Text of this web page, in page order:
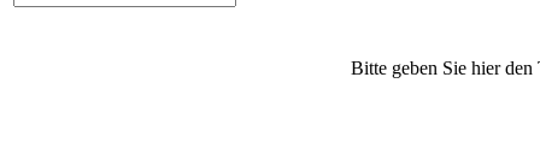
Bitte geben Sie hier